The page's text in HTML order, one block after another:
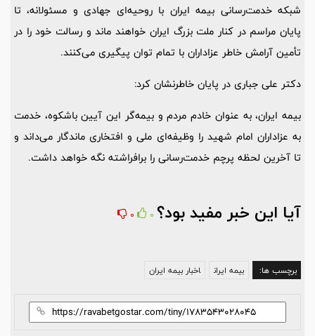
شبکه خدمت‌رسانی بیمه ایران با روحیه‌ای جهادی و مسئولانه، تا
پایان مراسم در کنار ملت بزرگ ایران خواهند ماند و رسالت خود را در
تأمین آرامش خاطر عزاداران با تمام توان پیگیری می‌کنند.
دکتر علی جباری در پایان خاطرنشان کرد:
بیمه ایران، به عنوان خادم مردم و بیمه‌گر این آیین باشکوه، خدمت
به عزاداران امام شهید را وظیفه‌ای ملی و افتخاری ماندگار می‌داند و
تا آخرین لحظه پرچم خدمت‌رسانی را برافراشته نگه خواهد داشت.
آیا این خبر مفید بود؟ 0
0
برچسب ها: بیمه ایران اخبار بیمه ایران